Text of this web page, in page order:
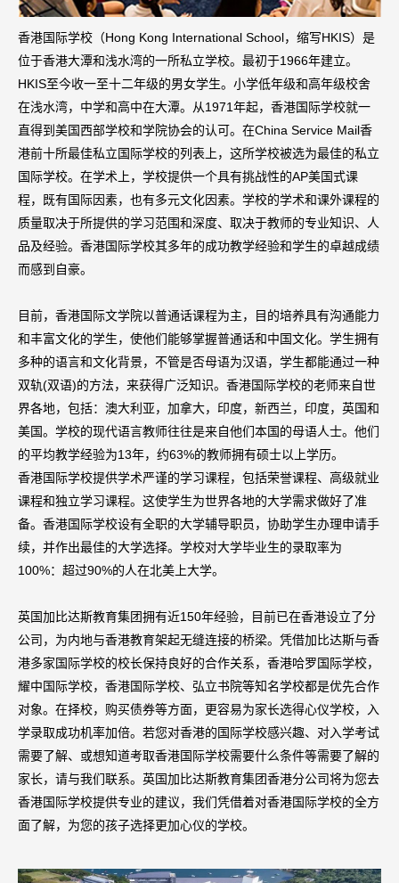
香港国际学校（Hong Kong International School，缩写HKIS）是
位于香港大潭和浅水湾的一所私立学校。最初于1966年建立。
HKIS至今收一至十二年级的男女学生。小学低年级和高年级校舍
在浅水湾，中学和高中在大潭。从1971年起，香港国际学校就一
直得到美国西部学校和学院协会的认可。在China Service Mail香
港前十所最佳私立国际学校的列表上，这所学校被选为最佳的私立
国际学校。在学术上，学校提供一个具有挑战性的AP美国式课
程，既有国际因素，也有多元文化因素。学校的学术和课外课程的
质量取决于所提供的学习范围和深度、取决于教师的专业知识、人
品及经验。香港国际学校其多年的成功教学经验和学生的卓越成绩
而感到自豪。
目前，香港国际文学院以普通话课程为主，目的培养具有沟通能力
和丰富文化的学生，使他们能够掌握普通话和中国文化。学生拥有
多种的语言和文化背景，不管是否母语为汉语，学生都能通过一种
双轨(双语)的方法，来获得广泛知识。香港国际学校的老师来自世
界各地，包括：澳大利亚，加拿大，印度，新西兰，印度，英国和
美国。学校的现代语言教师往往是来自他们本国的母语人士。他们
的平均教学经验为13年，约63%的教师拥有硕士以上学历。
香港国际学校提供学术严谨的学习课程，包括荣誉课程、高级就业
课程和独立学习课程。这使学生为世界各地的大学需求做好了准
备。香港国际学校设有全职的大学辅导职员，协助学生办理申请手
续，并作出最佳的大学选择。学校对大学毕业生的录取率为
100%：超过90%的人在北美上大学。
英国加比达斯教育集团拥有近150年经验，目前已在香港设立了分
公司，为内地与香港教育架起无缝连接的桥梁。凭借加比达斯与香
港多家国际学校的校长保持良好的合作关系，香港哈罗国际学校，
耀中国际学校，香港国际学校、弘立书院等知名学校都是优先合作
对象。在择校，购买债券等方面，更容易为家长选得心仪学校，入
学录取成功机率加倍。若您对香港的国际学校感兴趣、对入学考试
需要了解、或想知道考取香港国际学校需要什么条件等需要了解的
家长，请与我们联系。英国加比达斯教育集团香港分公司将为您去
香港国际学校提供专业的建议，我们凭借着对香港国际学校的全方
面了解，为您的孩子选择更加心仪的学校。